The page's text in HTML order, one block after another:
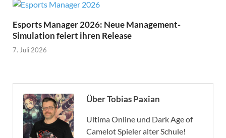
Esports Manager 2026: Neue Management-
Simulation feiert ihren Release
7. Juli 2026
Über Tobias Paxian
Ultima Online und Dark Age of
Camelot Spieler alter Schule!